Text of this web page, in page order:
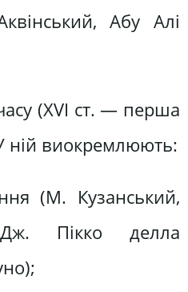
Абу Алі
(XVI ст. — перша
ній виокремлюють:
(М. Кузанський,
Пікко делла